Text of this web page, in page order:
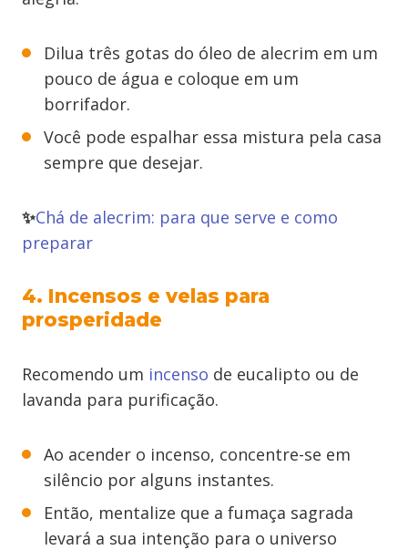
Dilua três gotas do óleo de alecrim em um
pouco de água e coloque em um
borrifador.
Você pode espalhar essa mistura pela casa
sempre que desejar.
✨Chá de alecrim: para que serve e como
preparar
4. Incensos e velas para
prosperidade
Recomendo um incenso de eucalipto ou de
lavanda para purificação.
Ao acender o incenso, concentre-se em
silêncio por alguns instantes.
Então, mentalize que a fumaça sagrada
levará a sua intenção para o universo